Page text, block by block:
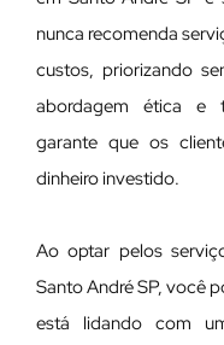
nunca recomenda
custos, priorizando
abordagem ética e
garante que os
dinheiro investido.
Ao optar pelos
Santo André SP, você
está lidando com